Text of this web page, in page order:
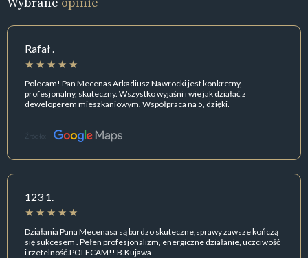
Rafał .
Polecam! Pan Mecenas Arkadiusz Nawrocki jest konkretny,
profesjonalny, skuteczny. Wszystko wyjaśni i wie jak działać z
deweloperem mieszkaniowym. Współpraca na 5, dzięki.
Źródło:
123 1.
Działania Pana Mecenasa są bardzo skuteczne,sprawy zawsze kończą
się sukcesem . Pełen profesjonalizm, energiczne działanie, uczciwość
i rzetelność.POLECAM!! B.Kujawa